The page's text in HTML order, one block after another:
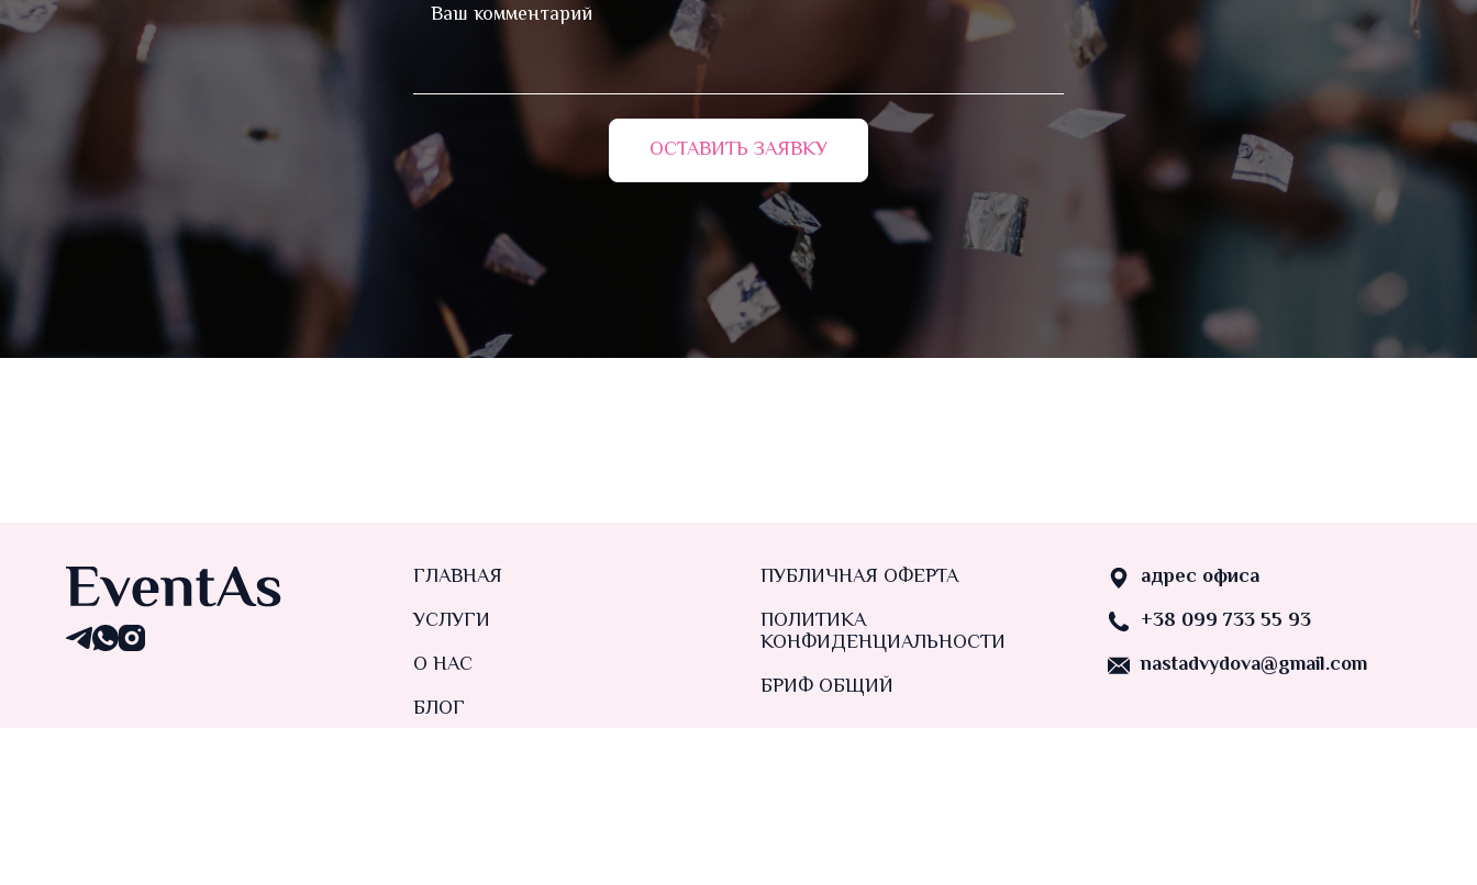
ОСТАВИТЬ ЗАЯВКУ
ГЛАВНАЯ
УСЛУГИ
О НАС
БЛОГ
ПУБЛИЧНАЯ ОФЕРТА
ПОЛИТИКА
КОНФИДЕНЦИАЛЬНОСТИ
БРИФ ОБЩИЙ
адрес офиса
+38 099 733 55 93
nastadvydova@gmail.com